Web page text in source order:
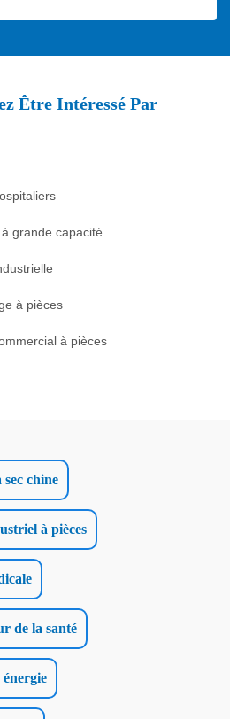
Être Intéressé Par
grande capacité
à pièces
à pièces
sec chine
à pièces
de la santé
énergie